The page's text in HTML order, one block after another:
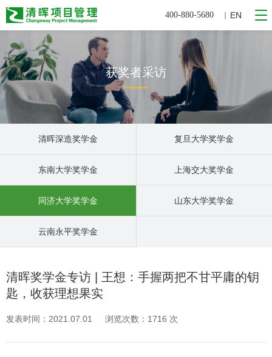
400-880-5680 EN
获奖者采访
清晖深造奖学金 复旦大学奖学金
东南大学奖学金 上海交大奖学金
同济大学奖学金 山东大学奖学金
云南永平奖学金
清晖奖学金专访 | 王想：手握两把不甘平庸的钥
匙，收获理想果实
发表时间：2021.07.01 浏览次数： 1716 次